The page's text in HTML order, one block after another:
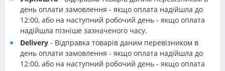
день оплати замовлення - якщо оплата надійшла до
12:00, або на наступний робочий день - якщо оплата
надійшла пізніше зазначеного часу.
Delivery - Відправка товарів даним перевізником в
день оплати замовлення - якщо оплата надійшла до
12:00, або на наступний робочий день - якщо оплата